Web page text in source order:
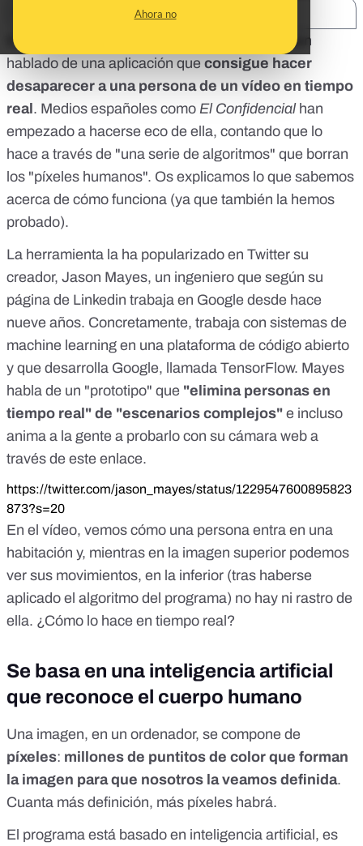
Ahora no
Esta semana algunos medios anglosajones han
hablado de una aplicación que consigue hacer
desaparecer a una persona de un vídeo en tiempo
real . Medios españoles como El Confidencialhan
empezado a hacerse eco de ella, contando que lo
hace a través de "una serie de algoritmos" que borran
los "píxeles humanos". Os explicamos lo que sabemos
acerca de cómo funciona (ya que también la hemos
probado).
La herramienta la ha popularizado en Twitter su
creador, Jason Mayes, un ingeniero que según su
página de Linkedin trabaja en Google desde hace
nueve años. Concretamente, trabaja con sistemas de
machine learning en una plataforma de código abierto
y que desarrolla Google, llamada TensorFlow. Mayes
habla de un "prototipo" que "elimina personas en
tiempo real" de "escenarios complejos" e incluso
anima a la gente a probarlo con su cámara web a
través de este enlace.
https://twitter.com/jason_mayes/status/1229547600895823
873?s=20
En el vídeo, vemos cómo una persona entra en una
habitación y, mientras en la imagen superior podemos
ver sus movimientos, en la inferior (tras haberse
aplicado el algoritmo del programa) no hay ni rastro de
ella. ¿Cómo lo hace en tiempo real?
Se basa en una inteligencia artificial
que reconoce el cuerpo humano
Una imagen, en un ordenador, se compone de
píxeles: millones de puntitos de color que forman
la imagen para que nosotros la veamos definida.
Cuanta más definición, más píxeles habrá.
El programa está basado en inteligencia artificial , es